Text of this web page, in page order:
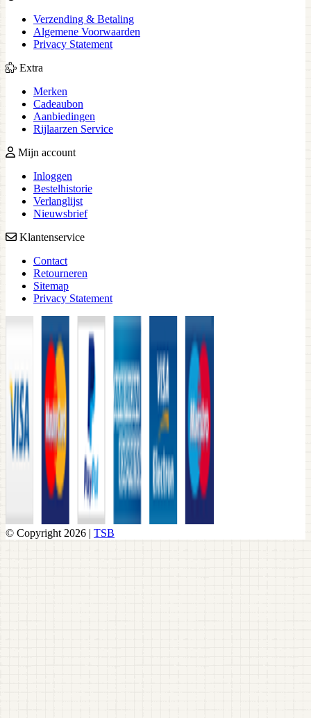
Verzending & Betaling
Algemene Voorwaarden
Privacy Statement
Extra
Merken
Cadeaubon
Aanbiedingen
Rijlaarzen Service
Mijn account
Inloggen
Bestelhistorie
Verlanglijst
Nieuwsbrief
Klantenservice
Contact
Retourneren
Sitemap
Privacy Statement
© Copyright 2026 | TSB